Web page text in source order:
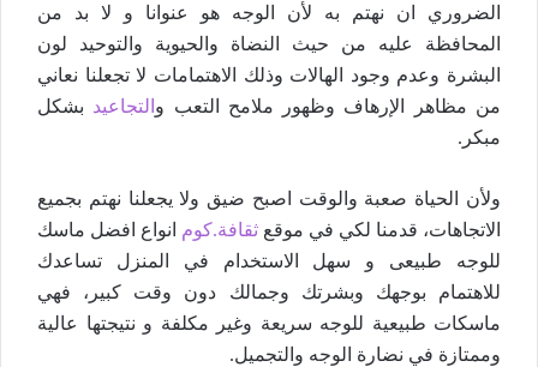
الضروري ان نهتم به لأن الوجه هو عنوانا و لا بد من
المحافظة عليه من حيث النضاة والحيوية والتوحيد لون
البشرة وعدم وجود الهالات وذلك الاهتمامات لا تجعلنا نعاني
من مظاهر الإرهاف وظهور ملامح التعب و التجاعيد بشكل
مبكر.
ولأن الحياة صعبة والوقت اصبح ضيق ولا يجعلنا نهتم بجميع
الاتجاهات، قدمنا لكي في موقع ثقافة.كوم انواع افضل ماسك
للوجه طبيعى و سهل الاستخدام في المنزل تساعدك
للاهتمام بوجهك وبشرتك وجمالك دون وقت كبير، فهي
ماسكات طبيعية للوجه سريعة وغير مكلفة و نتيجتها عالية
وممتازة في نضارة الوجه والتجميل.